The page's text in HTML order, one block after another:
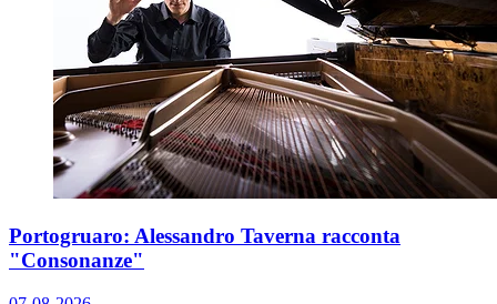
Portogruaro: Alessandro Taverna racconta
"Consonanze"